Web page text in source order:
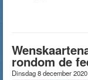
rondom de
Dinsdag 8 december 2020